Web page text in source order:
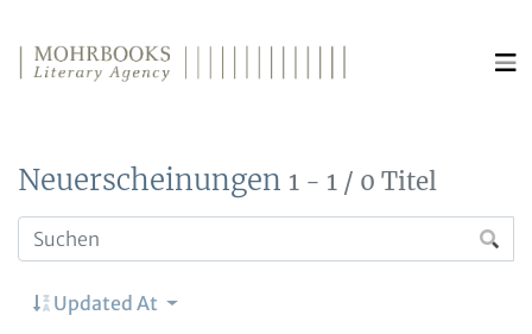
Neuerscheinungen 1 - 1 / 0 Titel
Updated At